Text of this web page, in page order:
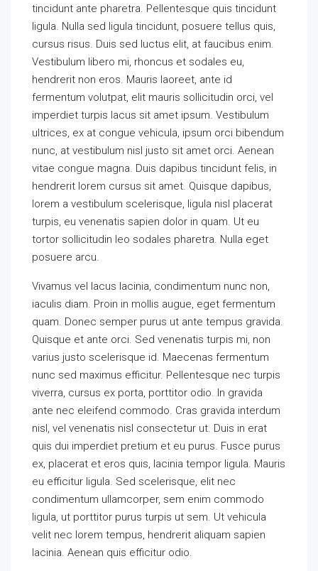
tincidunt ante pharetra. Pellentesque quis tincidunt
ligula. Nulla sed ligula tincidunt, posuere tellus quis,
cursus risus. Duis sed luctus elit, at faucibus enim.
Vestibulum libero mi, rhoncus et sodales eu,
hendrerit non eros. Mauris laoreet, ante id
fermentum volutpat, elit mauris sollicitudin orci, vel
imperdiet turpis lacus sit amet ipsum. Vestibulum
ultrices, ex at congue vehicula, ipsum orci bibendum
nunc, at vestibulum nisl justo sit amet orci. Aenean
vitae congue magna. Duis dapibus tincidunt felis, in
hendrerit lorem cursus sit amet. Quisque dapibus,
lorem a vestibulum scelerisque, ligula nisl placerat
turpis, eu venenatis sapien dolor in quam. Ut eu
tortor sollicitudin leo sodales pharetra. Nulla eget
posuere arcu.
Vivamus vel lacus lacinia, condimentum nunc non,
iaculis diam. Proin in mollis augue, eget fermentum
quam. Donec semper purus ut ante tempus gravida.
Quisque et ante orci. Sed venenatis turpis mi, non
varius justo scelerisque id. Maecenas fermentum
nunc sed maximus efficitur. Pellentesque nec turpis
viverra, cursus ex porta, porttitor odio. In gravida
ante nec eleifend commodo. Cras gravida interdum
nisl, vel venenatis nisl consectetur ut. Duis in erat
quis dui imperdiet pretium et eu purus. Fusce purus
ex, placerat et eros quis, lacinia tempor ligula. Mauris
eu efficitur ligula. Sed scelerisque, elit nec
condimentum ullamcorper, sem enim commodo
ligula, ut porttitor purus turpis ut sem. Ut vehicula
velit nec lorem tempus, hendrerit aliquam sapien
lacinia. Aenean quis efficitur odio.